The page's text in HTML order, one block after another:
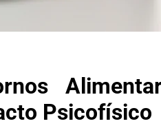
Psicofísico